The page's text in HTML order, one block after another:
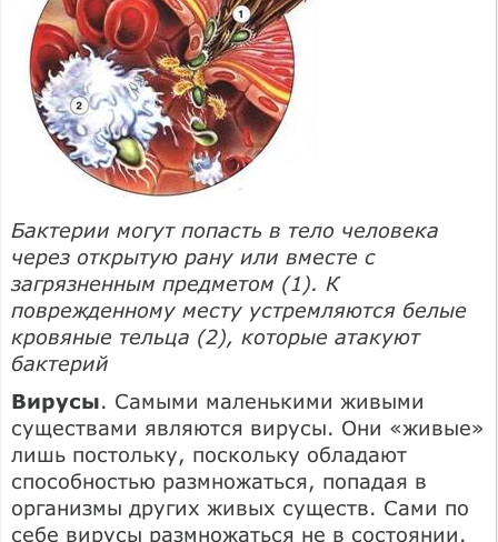
Бактерии могут попасть в тело человека
через открытую рану или вместе с
загрязненным предметом (1). К
поврежденному месту устремляются белые
кровяные тельца (2), которые атакуют
бактерий
Вирусы. Самыми маленькими живыми
существами являются вирусы. Они «живые»
лишь постольку, поскольку обладают
способностью размножаться, попадая в
организмы других живых существ. Сами по
себе вирусы размножаться не в состоянии.